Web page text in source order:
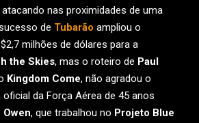
nas proximidades de uma
de Tubarão ampliou o
milhões de dólares para a
the Skies, mas o roteiro de Paul
Kingdom Come, não agradou o
oficial da Força Aérea de 45 anos
Owen, que trabalhou no Projeto Blue